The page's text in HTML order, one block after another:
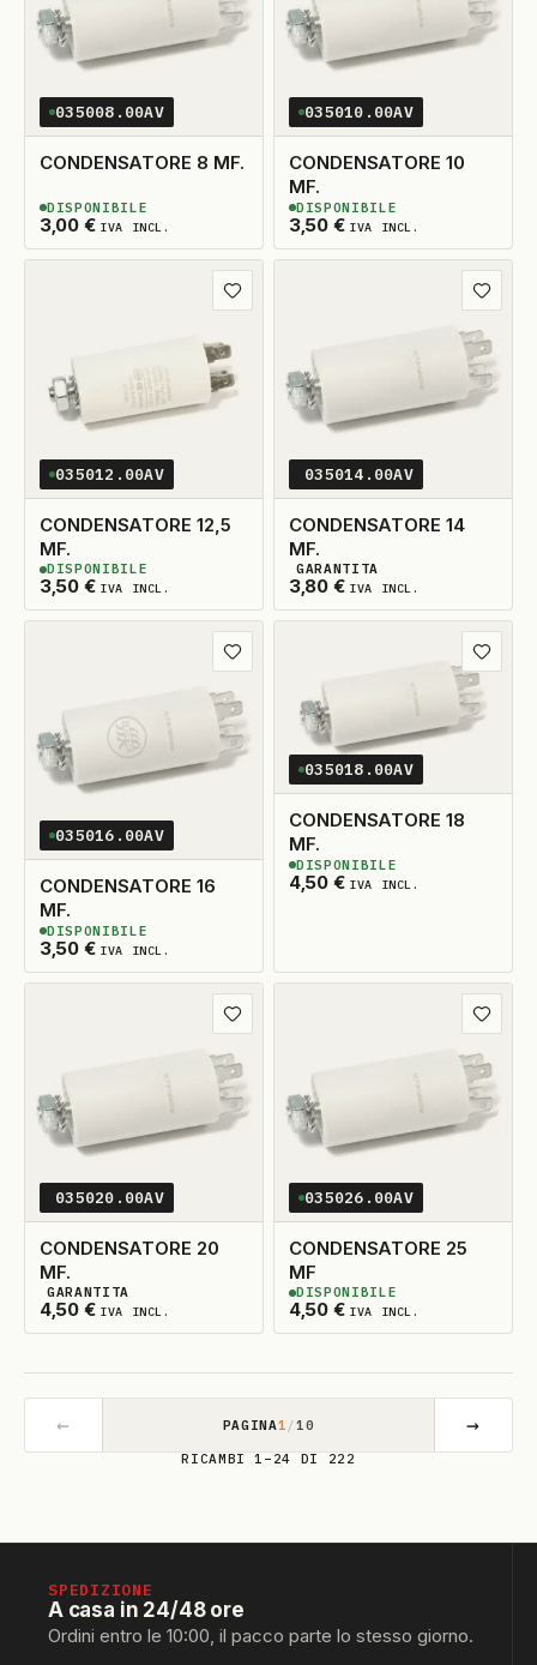
035008.00AV
CONDENSATORE 8 MF.
3,00 € IVA INCL.
2DISPONIBILI
DISPONIBILE
035010.00AV
CONDENSATORE 10
MF.
3,50 € IVA INCL.
2DISPONIBILI
DISPONIBILE
Aggiungi ai preferiti
035012.00AV
CONDENSATORE 12,5
MF.
3,50 € IVA INCL.
2DISPONIBILI
DISPONIBILE
035014.00AV
CONDENSATORE 14
MF.
3,80 € IVA INCL.
2DISPONIBILI
GARANTITA
Aggiungi ai preferiti
035016.00AV
CONDENSATORE 16
MF.
3,50 € IVA INCL.
2DISPONIBILI
DISPONIBILE
035018.00AV
CONDENSATORE 18
MF.
4,50 € IVA INCL.
2DISPONIBILI
DISPONIBILE
Aggiungi ai preferiti
035020.00AV
CONDENSATORE 20
MF.
4,50 € IVA INCL.
2DISPONIBILI
GARANTITA
035026.00AV
CONDENSATORE 25
MF
4,50 € IVA INCL.
2DISPONIBILI
DISPONIBILE
← PAGINA1 /10 →
RICAMBI 1–24 DI 222
SPEDIZIONE
A casa in 24/48 ore
Ordini entro le 10:00, il pacco parte lo stesso giorno.